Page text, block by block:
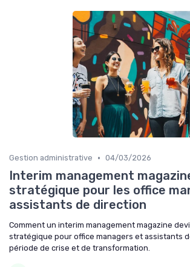
Gestion administrative • 04/03/2026
Interim management
stratégique pour les office
assistants de direction
Comment un interim management magazine
stratégique pour office managers et assistants
période de crise et de transformation.